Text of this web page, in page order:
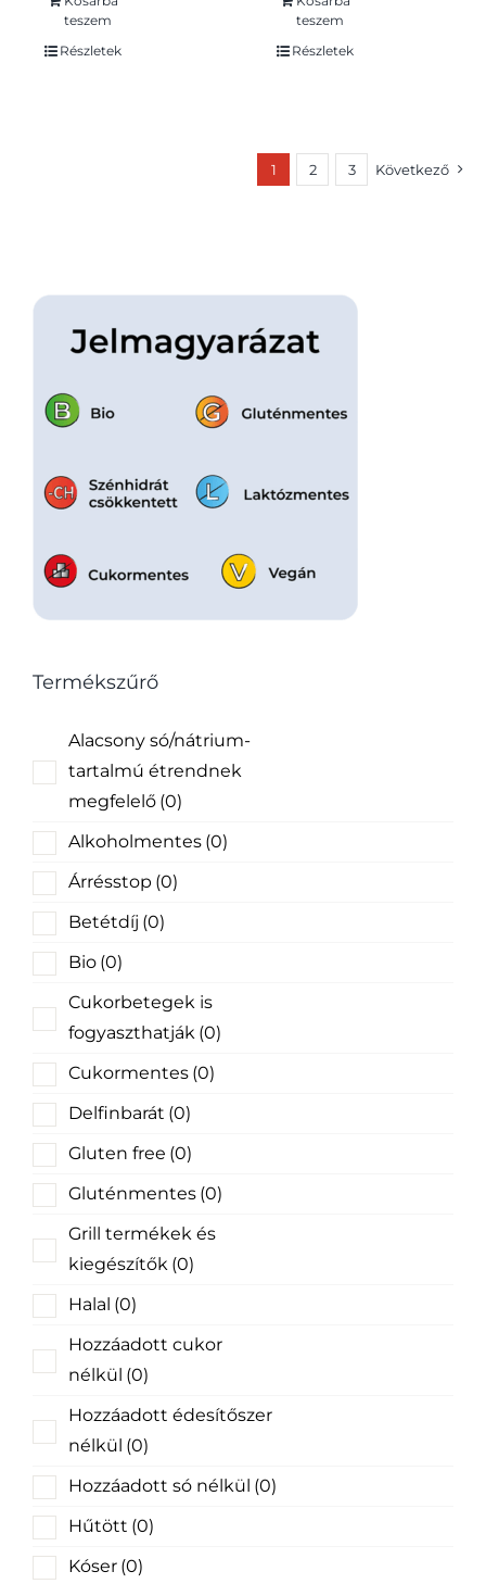
teszem
Részletek
teszem
Részletek
1 2 3 Következő
Termékszűrő
Alacsony só/nátrium-
tartalmú étrendnek
megfelelő (0)
Alkoholmentes (0)
Árrésstop (0)
Betétdíj (0)
Bio (0)
Cukorbetegek is
fogyaszthatják (0)
Cukormentes (0)
Delfinbarát (0)
Gluten free (0)
Gluténmentes (0)
Grill termékek és
kiegészítők (0)
Halal (0)
Hozzáadott cukor
nélkül (0)
Hozzáadott édesítőszer
nélkül (0)
Hozzáadott só nélkül (0)
Hűtött (0)
Kóser (0)